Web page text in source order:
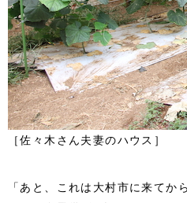
［佐々木さん夫妻のハウス］
「あと、これは大村市に来て